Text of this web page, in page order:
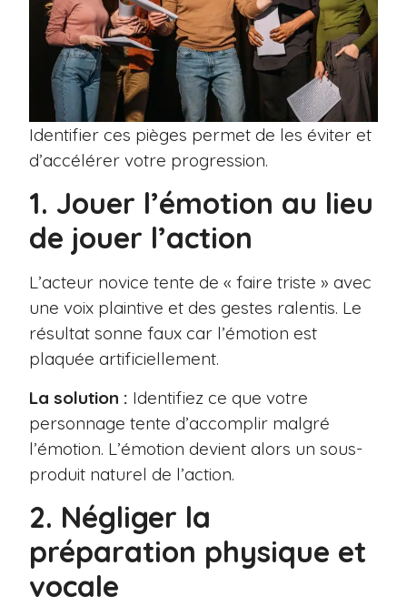
Identifier ces pièges permet de les éviter et
d’accélérer votre progression.
1. Jouer l’émotion au lieu
de jouer l’action
L’acteur novice tente de « faire triste » avec
une voix plaintive et des gestes ralentis. Le
résultat sonne faux car l’émotion est
plaquée artificiellement.
La solution : Identifiez ce que votre
personnage tente d’accomplir malgré
l’émotion. L’émotion devient alors un sous-
produit naturel de l’action.
2. Négliger la
préparation physique et
vocale